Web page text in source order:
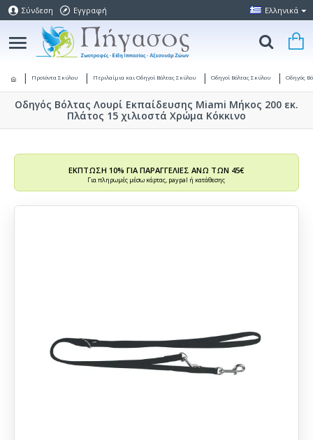
Σύνδεση Εγγραφή Ελληνικά
Προϊόντα Σκύλου Περιλαίμια και Οδηγοί Βόλτας Σκύλου Οδηγοί Βόλτας Σκύλου Οδηγός
Οδηγός Βόλτας Λουρί Εκπαίδευσης Miami Μήκος 200 εκ.
Πλάτος 15 χιλιοστά Χρώμα Κόκκινο
ΕΚΠΤΩΣΗ 10% ΓΙΑ ΠΑΡΑΓΓΕΛΙΕΣ ΑΝΩ ΤΩΝ 45€
Για πληρωμές μέσω κάρτας, paypal ή κατάθεσης